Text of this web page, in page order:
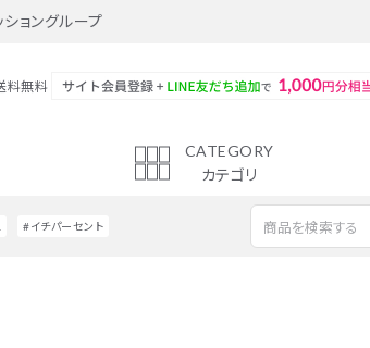
ョングループ
料無料
CATEGORY
カテゴリ
#イチパーセント